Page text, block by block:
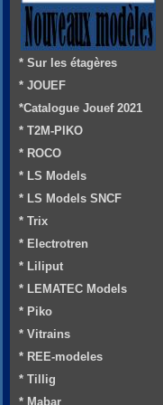
* Sur les étagères
* JOUEF
*Catalogue Jouef 2021
* T2M-PIKO
* ROCO
* LS Models
* LS Models SNCF
* Trix
* Electrotren
* Liliput
* LEMATEC Models
* Piko
* Vitrains
* REE-modeles
* Tillig
* Mabar